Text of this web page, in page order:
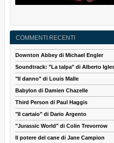
COMMENTI RECENTI
Downton Abbey di Michael Engler
Soundtrack: "La talpa" di Alberto
"Il danno" di Louis Malle
Babylon di Damien Chazelle
Third Person di Paul Haggis
"Il cartaio" di Dario Argento
"Jurassic World" di Colin Trevorrow
Il potere del cane di Jane Campion